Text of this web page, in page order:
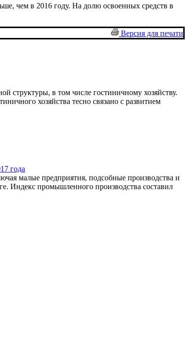
чем в 2016 году. На долю освоенных средств в
Версия для печати
структуры, в том числе гостиничному хозяйству.
хозяйства тесно связано с развитием
года
малые предприятия, подсобные производства и
Индекс промышленного производства составил